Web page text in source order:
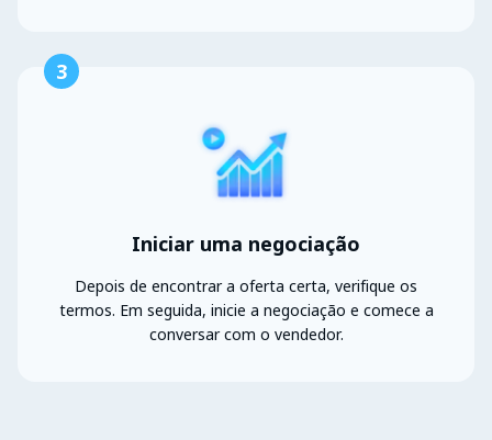
3
Iniciar uma negociação
Depois de encontrar a oferta certa, verifique os
termos. Em seguida, inicie a negociação e comece a
conversar com o vendedor.